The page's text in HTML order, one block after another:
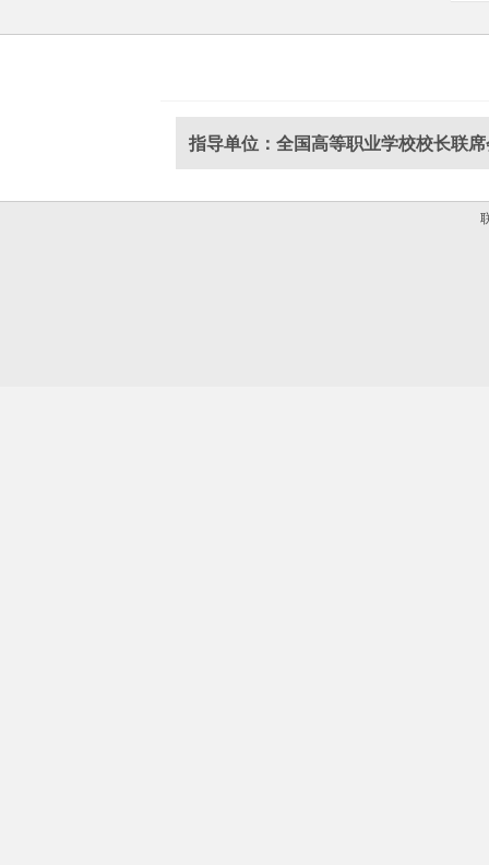
指导单位：全国高等职业学校校长联